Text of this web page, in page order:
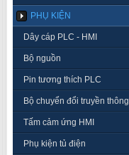
PHỤ KIỆN
Dây cáp PLC - HMI
Bộ nguồn
Pin tương thích PLC
Bộ chuyển đổi truyền thông
Tấm cảm ứng HMI
Phụ kiện tủ điện